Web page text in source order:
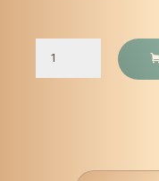
quantité
de